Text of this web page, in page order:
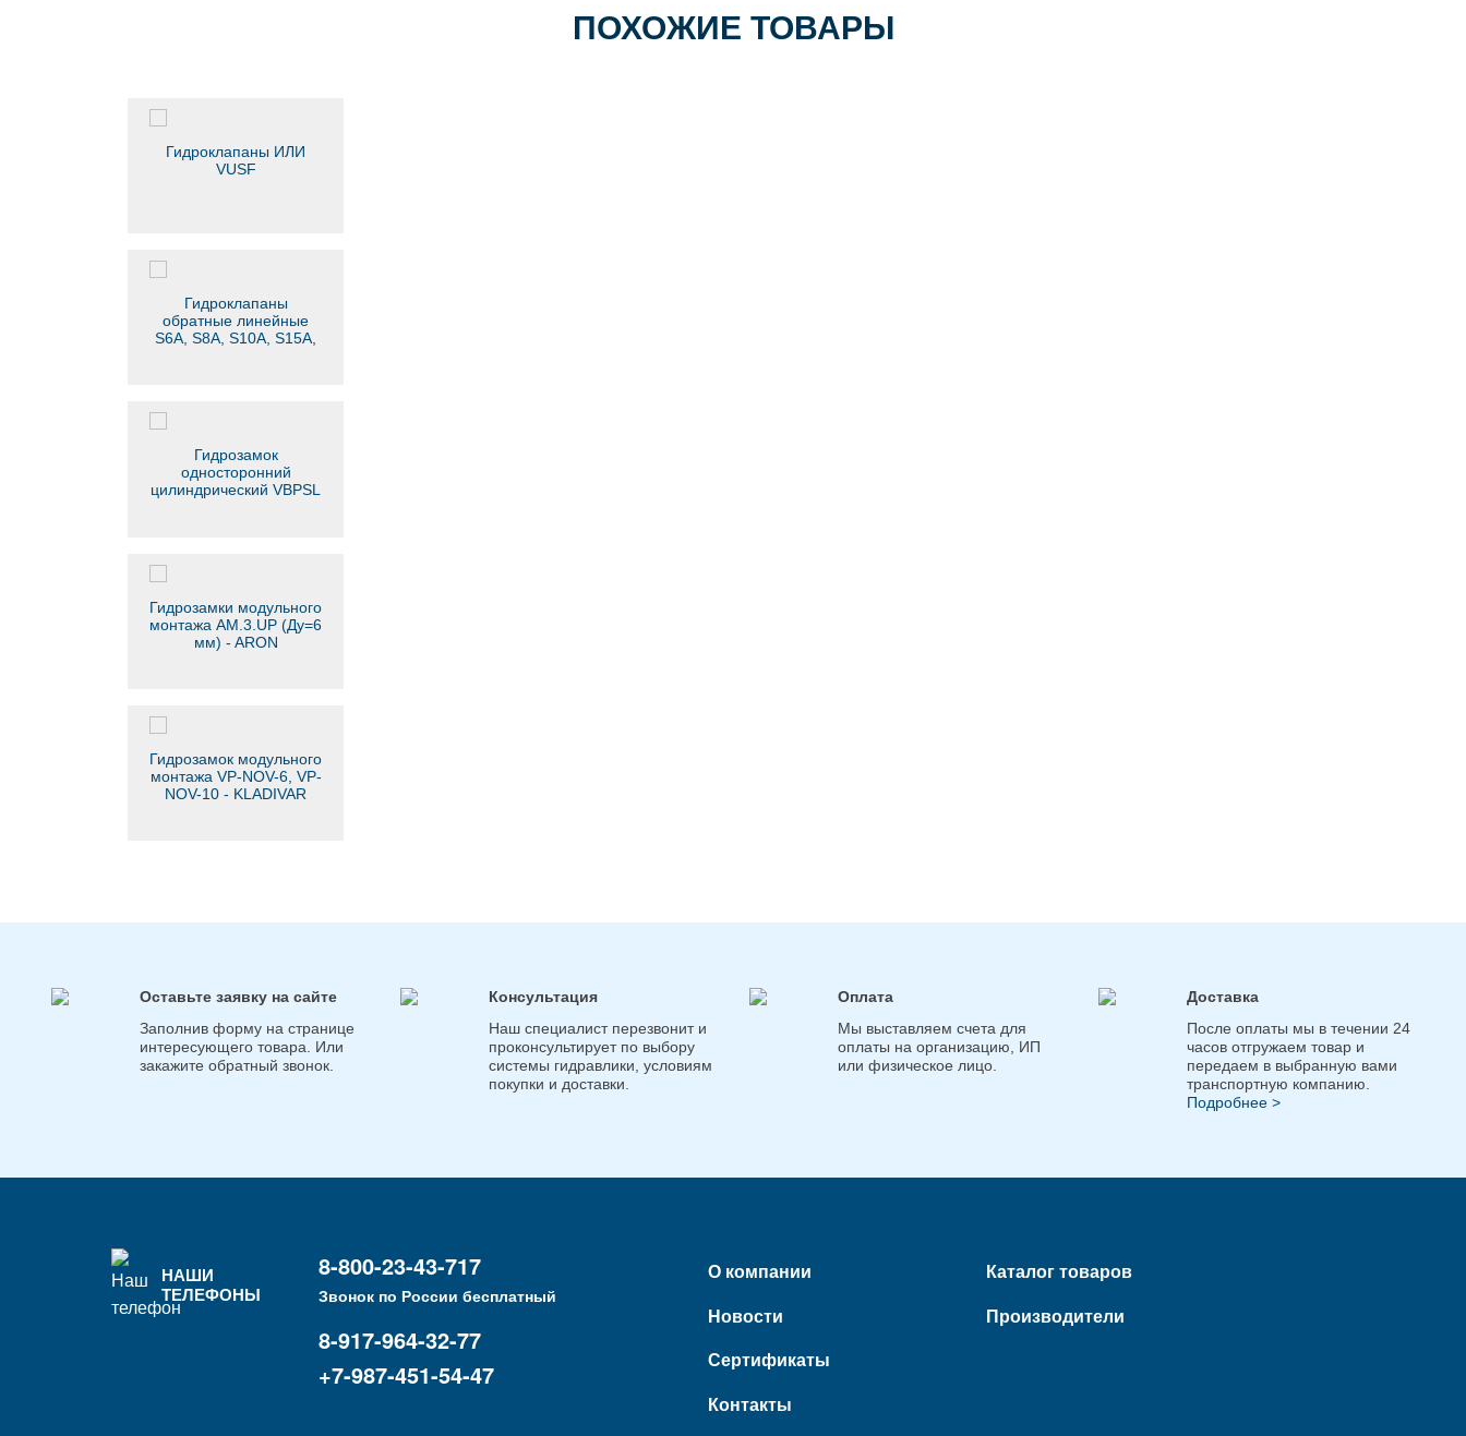
ПОХОЖИЕ ТОВАРЫ
Гидроклапаны ИЛИ
VUSF
Гидроклапаны
обратные линейные
S6A, S8A, S10A, S15A,
Гидрозамок
односторонний
цилиндрический VBPSL
Гидрозамки модульного
монтажа AM.3.UP (Ду=6
мм) - ARON
Гидрозамок модульного
монтажа VP-NOV-6, VP-
NOV-10 - KLADIVAR
Оставьте заявку на сайте
Заполнив форму на странице
интересующего товара. Или
закажите обратный звонок.
Консультация
Наш специалист перезвонит и
проконсультирует по выбору
системы гидравлики, условиям
покупки и доставки.
Оплата
Мы выставляем счета для
оплаты на организацию, ИП
или физическое лицо.
Доставка
После оплаты мы в течении 24
часов отгружаем товар и
передаем в выбранную вами
транспортную компанию.
Подробнее >
НАШИ
ТЕЛЕФОНЫ
8-800-23-43-717
Звонок по России бесплатный
8-917-964-32-77
+7-987-451-54-47
О компании
Новости
Сертификаты
Контакты
Каталог товаров
Производители